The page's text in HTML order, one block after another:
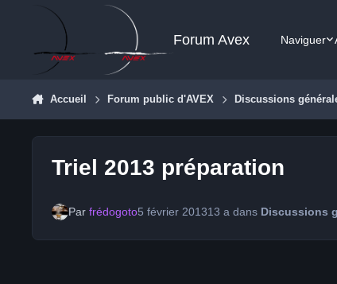
Aller au contenu
Forum Avex Naviguer
Accueil Forum public d'AVEX Discussions
Triel 2013 préparation
Par frédogoto5 février 201313 adans Discussions